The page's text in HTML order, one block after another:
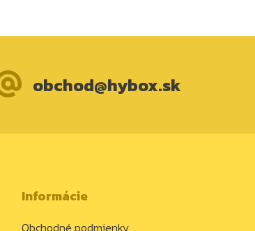
obchod@hybox.sk
Informácie
Obchodné podmienky